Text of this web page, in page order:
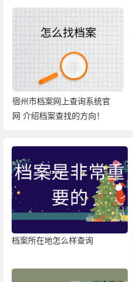
益阳高校档案查询系统官网 你
可以这样去找档案！
档案所在地怎么样查询